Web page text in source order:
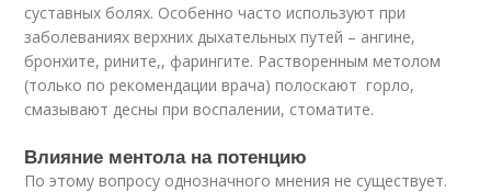
суставных болях. Особенно часто используют при
заболеваниях верхних дыхательных путей – ангине,
бронхите, рините,, фарингите. Растворенным метолом
(только по рекомендации врача) полоскают горло,
смазывают десны при воспалении, стоматите.
Влияние ментола на потенцию
По этому вопросу однозначного мнения не существует.